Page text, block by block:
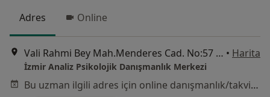
Adres Online
Vali Rahmi Bey Mah.Menderes Cad. No:57 K:2 D:2, İzmir • Harita
İzmir Analiz Psikolojik Danışmanlık Merkezi
Bu uzman ilgili adres için online danışmanlık/takvim sunmuyor.